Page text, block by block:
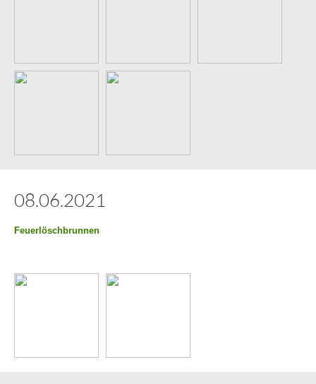
08.06.2021
Feuerlöschbrunnen